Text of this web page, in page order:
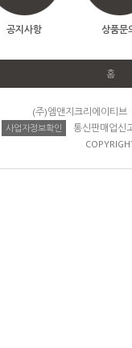
공지사항 상품문
홈
(주)엠앤지크리에이티
사업자정보확인
통신판매업